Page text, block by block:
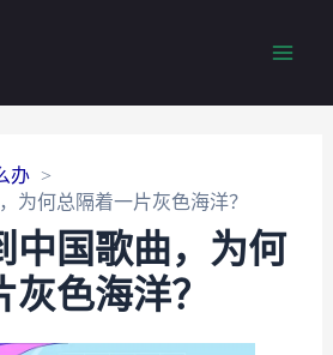
办
为何总隔着一片灰色海洋？
中国歌曲，为何
色海洋？